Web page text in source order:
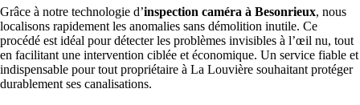
Grâce à notre technologie d’inspection caméra à Besonrieux, nous
localisons rapidement les anomalies sans démolition inutile. Ce
procédé est idéal pour détecter les problèmes invisibles à l’œil nu, tout
en facilitant une intervention ciblée et économique. Un service fiable et
indispensable pour tout propriétaire à La Louvière souhaitant protéger
durablement ses canalisations.